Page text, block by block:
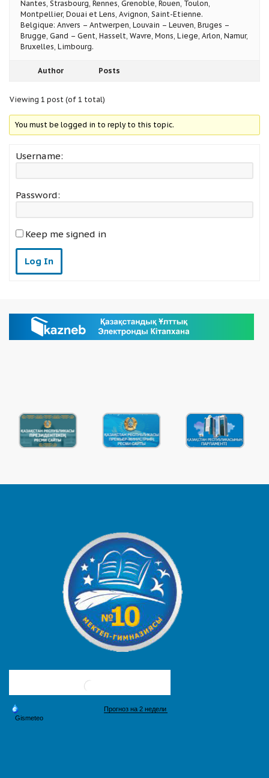
Nantes, Strasbourg, Rennes, Grenoble, Rouen, Toulon,
Montpellier, Douai et Lens, Avignon, Saint-Etienne.
Belgique: Anvers – Antwerpen, Louvain – Leuven, Bruges –
Brugge, Gand – Gent, Hasselt, Wavre, Mons, Liege, Arlon, Namur,
Bruxelles, Limbourg.
Author Posts
Viewing 1 post (of 1 total)
You must be logged in to reply to this topic.
Username:
Password:
Keep me signed in
Log In